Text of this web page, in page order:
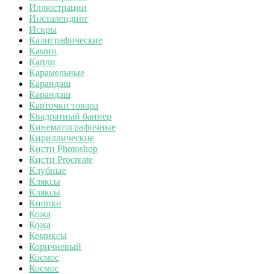
Иллюстрации
Инсталендинг
Искры
Калиграфические
Камни
Капли
Карамельные
Карандаш
Карандаш
Карточки товара
Квадратный баннер
Кинематографичные
Кириллические
Кисти Photoshop
Кисти Procreate
Клубные
Кляксы
Кляксы
Кнопки
Кожа
Кожа
Комиксы
Коричневый
Космос
Космос